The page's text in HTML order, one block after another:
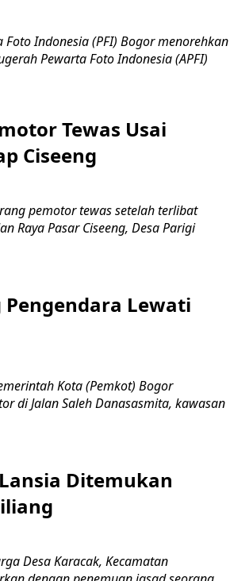
Foto Indonesia (PFI) Bogor menorehkan
Pewarta Foto Indonesia (APFI)
Tewas Usai
Ciseeng
pemotor tewas setelah terlibat
Raya Pasar Ciseeng, Desa Parigi
Lewati
Kota (Pemkot) Bogor
di Jalan Saleh Danasasmita, kawasan
Ditemukan
Desa Karacak, Kecamatan